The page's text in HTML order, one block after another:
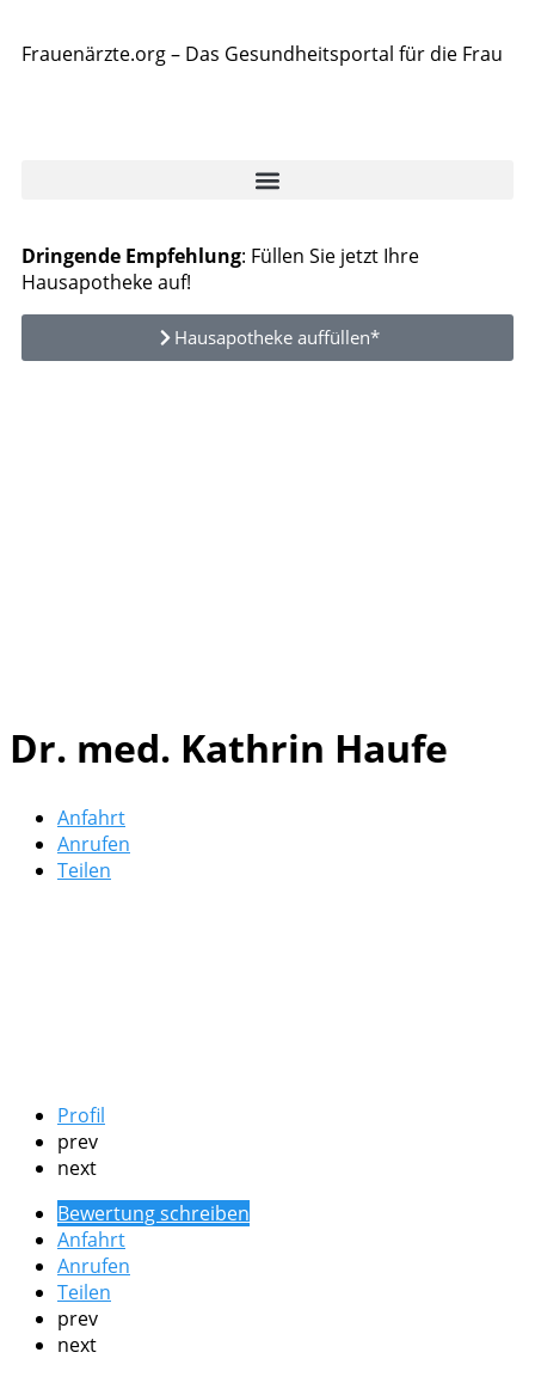
Frauenärzte.org – Das Gesundheitsportal für die Frau
Dringende Empfehlung: Füllen Sie jetzt Ihre
Hausapotheke auf!
Hausapotheke auffüllen*
Dr. med. Kathrin Haufe
Anfahrt
Anrufen
Teilen
Profil
prev
next
Bewertung schreiben
Anfahrt
Anrufen
Teilen
prev
next